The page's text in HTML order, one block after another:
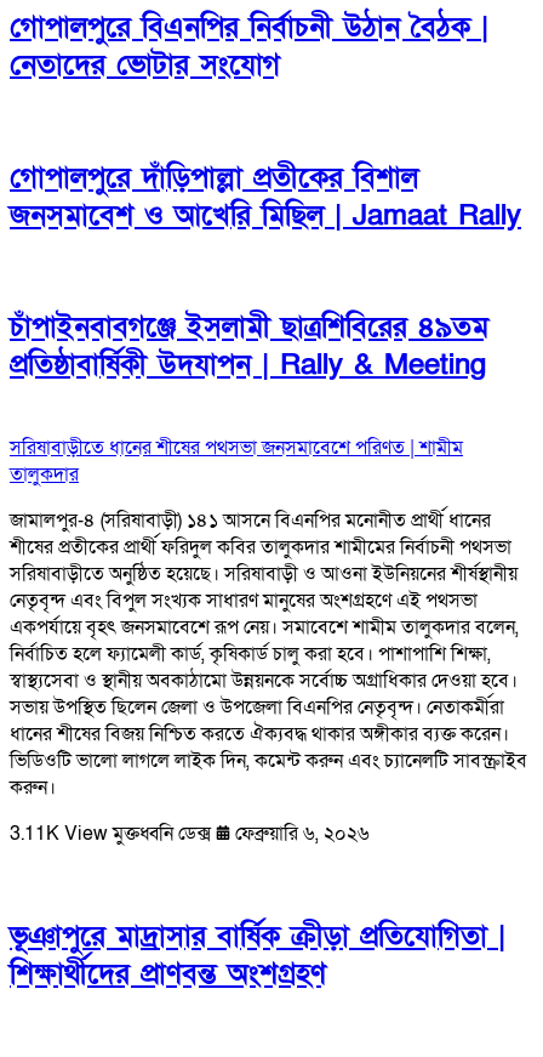
গোপালপুরে বিএনপির নির্বাচনী উঠান বৈঠক |
নেতাদের ভোটার সংযোগ
গোপালপুরে দাঁড়িপাল্লা প্রতীকের বিশাল
জনসমাবেশ ও আখেরি মিছিল | Jamaat Rally
চাঁপাইনবাবগঞ্জে ইসলামী ছাত্রশিবিরের ৪৯তম
প্রতিষ্ঠাবার্ষিকী উদযাপন | Rally & Meeting
সরিষাবাড়ীতে ধানের শীষের পথসভা জনসমাবেশে পরিণত | শামীম
তালুকদার
জামালপুর-৪ (সরিষাবাড়ী) ১৪১ আসনে বিএনপির মনোনীত প্রার্থী ধানের
শীষের প্রতীকের প্রার্থী ফরিদুল কবির তালুকদার শামীমের নির্বাচনী পথসভা
সরিষাবাড়ীতে অনুষ্ঠিত হয়েছে। সরিষাবাড়ী ও আওনা ইউনিয়নের শীর্ষস্থানীয়
নেতৃবৃন্দ এবং বিপুল সংখ্যক সাধারণ মানুষের অংশগ্রহণে এই পথসভা
একপর্যায়ে বৃহৎ জনসমাবেশে রূপ নেয়। সমাবেশে শামীম তালুকদার বলেন,
নির্বাচিত হলে ফ্যামেলী কার্ড, কৃষিকার্ড চালু করা হবে। পাশাপাশি শিক্ষা,
স্বাস্থ্যসেবা ও স্থানীয় অবকাঠামো উন্নয়নকে সর্বোচ্চ অগ্রাধিকার দেওয়া হবে।
সভায় উপস্থিত ছিলেন জেলা ও উপজেলা বিএনপির নেতৃবৃন্দ। নেতাকর্মীরা
ধানের শীষের বিজয় নিশ্চিত করতে ঐক্যবদ্ধ থাকার অঙ্গীকার ব্যক্ত করেন।
ভিডিওটি ভালো লাগলে লাইক দিন, কমেন্ট করুন এবং চ্যানেলটি সাবস্ক্রাইব
করুন।
3.11K Viewমুক্তধ্বনি ডেক্স ফেব্রুয়ারি ৬, ২০২৬
ভূঞাপুরে মাদ্রাসার বার্ষিক ক্রীড়া প্রতিযোগিতা |
শিক্ষার্থীদের প্রাণবন্ত অংশগ্রহণ